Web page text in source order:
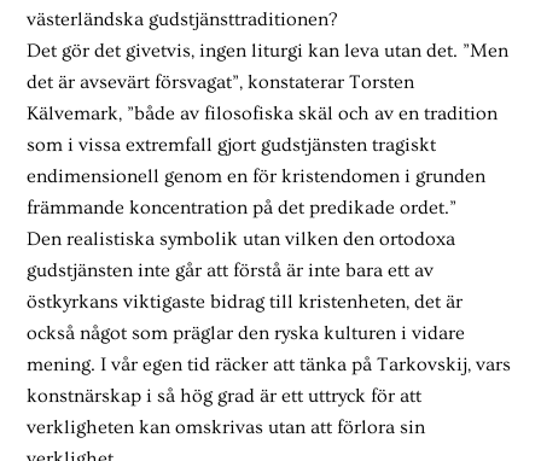
västerländska gudstjänsttraditionen?
Det gör det givetvis, ingen liturgi kan leva utan det. ”Men
det är avsevärt försvagat”, konstaterar Torsten
Kälvemark, ”både av filosofiska skäl och av en tradition
som i vissa extremfall gjort gudstjänsten tragiskt
endimensionell genom en för kristendomen i grunden
främmande koncentration på det predikade ordet.”
Den realistiska symbolik utan vilken den ortodoxa
gudstjänsten inte går att förstå är inte bara ett av
östkyrkans viktigaste bidrag till kristenheten, det är
också något som präglar den ryska kulturen i vidare
mening. I vår egen tid räcker att tänka på Tarkovskij, vars
konstnärskap i så hög grad är ett uttryck för att
verkligheten kan omskrivas utan att förlora sin